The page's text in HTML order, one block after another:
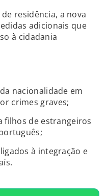
residência, a nova
adicionais que
à cidadania
nacionalidade em
crimes graves;
filhos de estrangeiros
à integração e